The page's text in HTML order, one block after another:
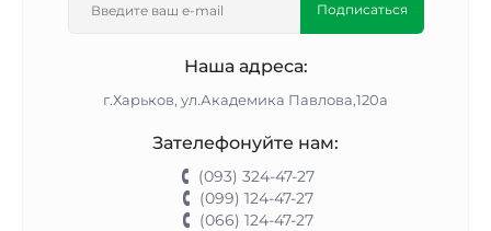
Подписаться
Наша адреса:
г.Харьков, ул.Академика Павлова,120а
Зателефонуйте нам:
(093) 324-47-27
(099) 124-47-27
(066) 124-47-27